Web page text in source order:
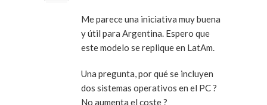
Me parece una iniciativa muy buena
y útil para Argentina. Espero que
este modelo se replique en LatAm.
Una pregunta, por qué se incluyen
dos sistemas operativos en el PC ?
No aumenta el coste ?